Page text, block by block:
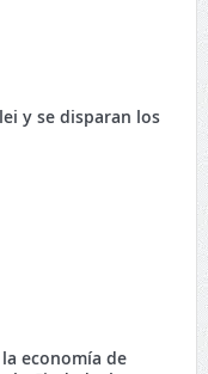
y se disparan los
economía de